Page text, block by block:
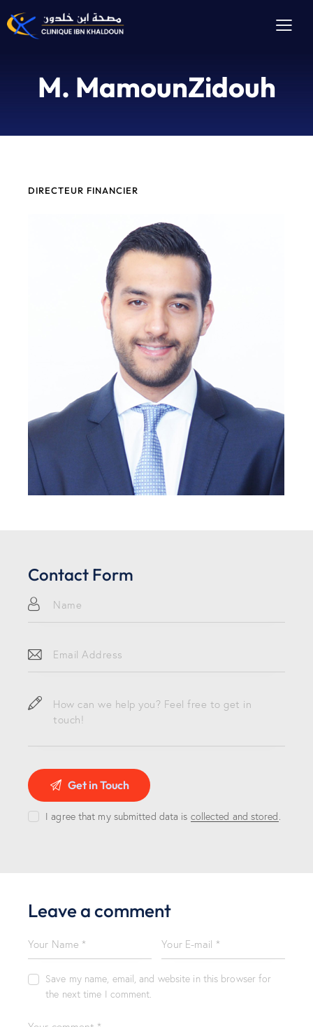
M. MamounZidouh
DIRECTEUR FINANCIER
Contact Form
I agree that my submitted data is collected and stored
Leave a comment
Save my name, email, and website in this browser for
the next time I comment.